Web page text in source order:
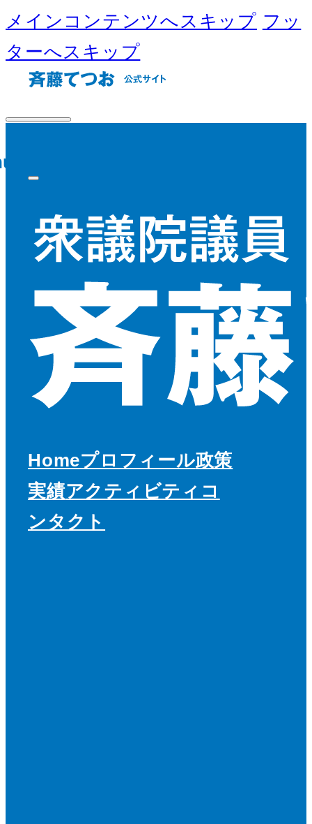
メインコンテンツへスキップ フッ
ターへスキップ
Homeプロフィール政策
実績アクティビティ コ
ンタクト